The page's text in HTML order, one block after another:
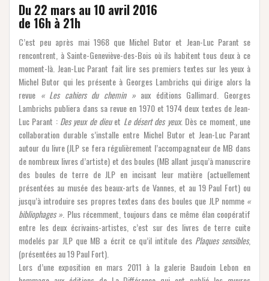
Du 22 mars au 10 avril 2016
de 16h à 21h
C’est peu après mai 1968 que Michel Butor et Jean-Luc Parant se
rencontrent, à Sainte-Geneviève-des-Bois où ils habitent tous deux à ce
moment-là. Jean-Luc Parant fait lire ses premiers textes sur les yeux à
Michel Butor qui les présente à Georges Lambrichs qui dirige alors la
revue « Les cahiers du chemin »aux éditions Gallimard. Georges
Lambrichs publiera dans sa revue en 1970 et 1974 deux textes de Jean-
Luc Parant : Des yeux de dieuet Le désert des yeux. Dès ce moment, une
collaboration durable s’installe entre Michel Butor et Jean-Luc Parant
autour du livre (JLP se fera régulièrement l’accompagnateur de MB dans
de nombreux livres d’artiste) et des boules (MB allant jusqu’à manuscrire
des boules de terre de JLP en incisant leur matière (actuellement
présentées au musée des beaux-arts de Vannes, et au 19 Paul Fort) ou
jusqu’à introduire ses propres textes dans des boules que JLP nomme «
bibliophages ». Plus récemment, toujours dans ce même élan coopératif
entre les deux écrivains-artistes, c’est sur des livres de terre cuite
modelés par JLP que MB a écrit ce qu’il intitule des Plaques sensibles,
(présentées au 19 Paul Fort).
Lors d’une exposition en mars 2011 à la galerie Baudoin Lebon en